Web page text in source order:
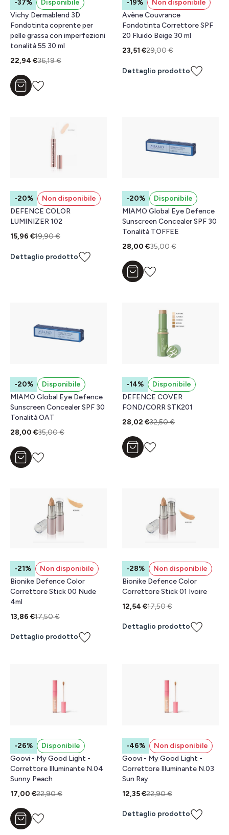
-37%
Disponibile
Vichy Dermablend 3D
Fondotinta coprente per
pelle grassa con imperfezioni
tonalità 55 30 ml
22,94 €36,19 €
Aggiungi al carrello
-19%
Non disponibile
Avène Couvrance
Fondotinta Correttore SPF
20 Fluido Beige 30 ml
23,51 €29,00 €
Dettaglio prodotto
-20%
Non disponibile
DEFENCE COLOR
LUMINIZER 102
15,96 €19,90 €
Dettaglio prodotto
-20%
Disponibile
MIAMO Global Eye Defence
Sunscreen Concealer SPF 30
Tonalità TOFFEE
28,00 €35,00 €
Aggiungi al carrello
-20%
Disponibile
MIAMO Global Eye Defence
Sunscreen Concealer SPF 30
Tonalità OAT
28,00 €35,00 €
Aggiungi al carrello
-14%
Disponibile
DEFENCE COVER
FOND/CORR STK201
28,02 €32,50 €
Aggiungi al carrello
-21%
Non disponibile
Bionike Defence Color
Correttore Stick 00 Nude
4ml
13,86 €17,50 €
Dettaglio prodotto
-28%
Non disponibile
Bionike Defence Color
Correttore Stick 01 Ivoire
12,54 €17,50 €
Dettaglio prodotto
-26%
Disponibile
Goovi - My Good Light -
Correttore Illuminante N.04
Sunny Peach
17,00 €22,90 €
Aggiungi al carrello
-46%
Non disponibile
Goovi - My Good Light -
Correttore Illuminante N.03
Sun Ray
12,35 €22,90 €
Dettaglio prodotto